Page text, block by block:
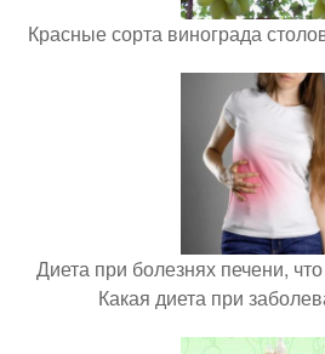
Красные сорта винограда
Диета при болезнях печени,
Какая диета при